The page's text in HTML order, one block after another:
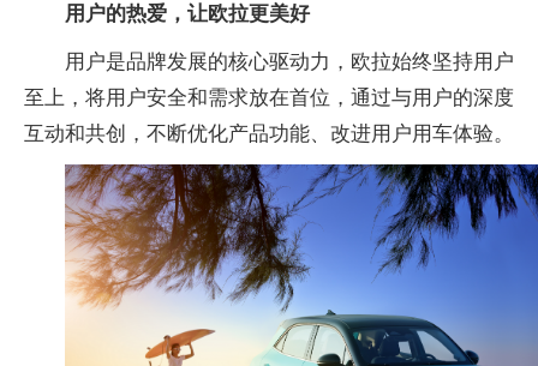
用户的热爱，让欧拉更美好
用户是品牌发展的核心驱动力，欧拉始终坚持用户
至上，将用户安全和需求放在首位，通过与用户的深度
互动和共创，不断优化产品功能、改进用户用车体验。